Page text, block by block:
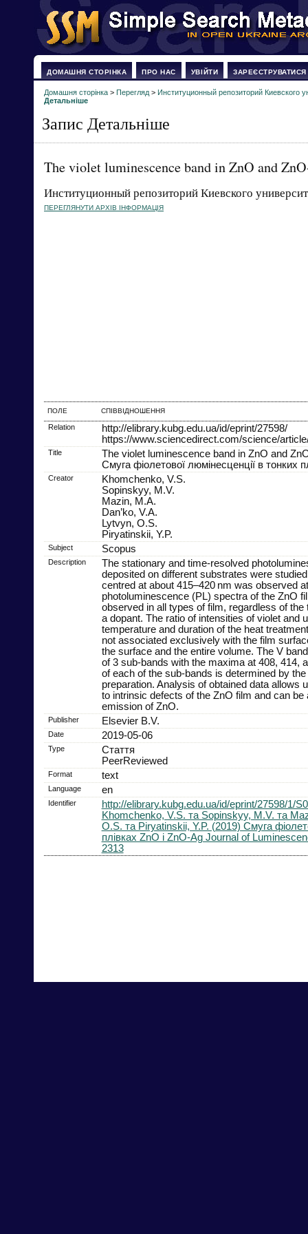
ДОМАШНЯ СТОРІНКА ПРО НАС УВІЙТИ ЗАРЕЄСТРУВАТИСЯ
Домашня сторінка > Перегляд > Институционный репозиторий Киевского
Детальніше
Запис Детальніше
The violet luminescence band in ZnO and
Институционный репозиторий Киевского
ПЕРЕГЛЯНУТИ АРХІВ ІНФОРМАЦІЯ
ПОЛЕ СПІВВІДНОШЕННЯ
Relation
http://elibrary.kubg.edu.ua/id/eprint/27598/
https://www.sciencedirect.com/science/
Title
The violet luminescence band in ZnO and
Смуга фіолетової люмінесценції в тонких
Creator
Khomchenko, V.S.
Sopinskyy, M.V.
Mazin, M.A.
Dan’ko, V.A.
Lytvyn, O.S.
Piryatinskii, Y.P.
Subject Scopus
Description
The stationary and time-resolved
deposited on different substrates were
centred at about 415–420 nm was observed
photoluminescence (PL) spectra of the ZnO
observed in all types of film, regardless of
a dopant. The ratio of intensities of violet and
temperature and duration of the heat
not associated exclusively with the film
the surface and the entire volume. The V
of 3 sub-bands with the maxima at 408, 414,
of each of the sub-bands is determined by
preparation. Analysis of obtained data allows
to intrinsic defects of the ZnO film and can be
emission of ZnO.
Publisher Elsevier B.V.
Date 2019-05-06
Type
Стаття
PeerReviewed
Format text
Language en
Identifier
http://elibrary.kubg.edu.ua/id/eprint/27598/1/
Khomchenko, V.S. та Sopinskyy, M.V. та
O.S. та Piryatinskii, Y.P. (2019) Смуга
плівках ZnO і ZnO-Ag Journal of
2313